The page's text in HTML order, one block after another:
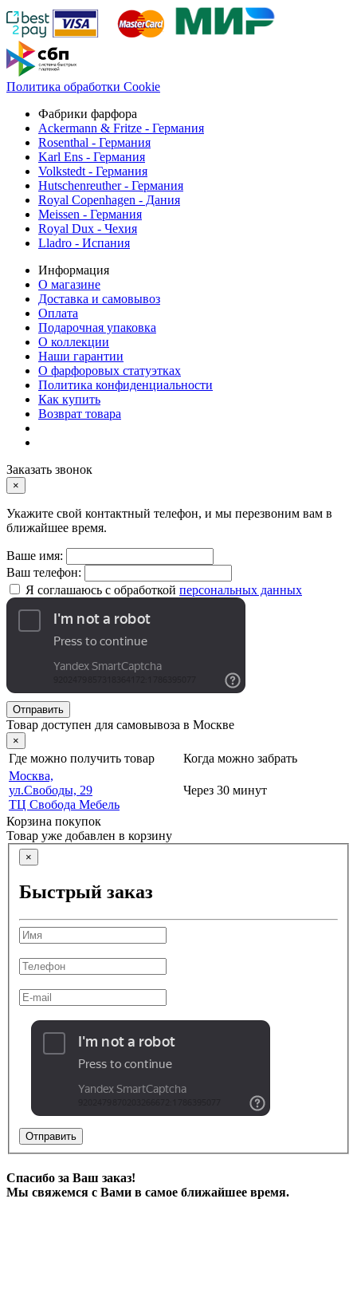
Политика обработки Cookie
Фабрики фарфора
Ackermann & Fritze - Германия
Rosenthal - Германия
Karl Ens - Германия
Volkstedt - Германия
Hutschenreuther - Германия
Royal Copenhagen - Дания
Meissen - Германия
Royal Dux - Чехия
Lladro - Испания
Информация
О магазине
Доставка и самовывоз
Оплата
Подарочная упаковка
О коллекции
Наши гарантии
О фарфоровых статуэтках
Политика конфиденциальности
Как купить
Возврат товара
Заказать звонок
×
Укажите свой контактный телефон, и мы перезвоним вам в
ближайшее время.
Ваше имя:
Ваш телефон:
Я соглашаюсь с обработкой персональных данных
Отправить
Товар доступен для самовывоза в Москве
×
Где можно получить товар
Когда можно забрать
Москва,
ул.Свободы, 29
ТЦ Свобода Мебель
Через 30 минут
Корзина покупок
Товар уже добавлен в корзину
×
Быстрый заказ
Отправить
Спасибо за Ваш заказ!
Мы свяжемся с Вами в самое ближайшее время.